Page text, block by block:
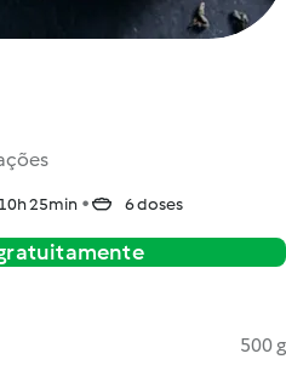
25min 6 doses
500 g